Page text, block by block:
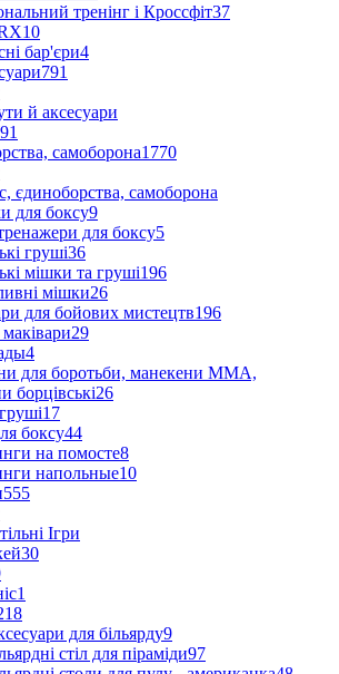
тренінг і Кроссфіт37
10
бар'єри4
791
й аксесуари
самоборона1770
єдиноборства, самоборона
для боксу9
для боксу5
груші36
мішки та груші196
мішки26
для бойових мистецтв196
29
4
для боротьби, манекени ММА,
борцівські26
17
боксу44
на помосте8
напольные10
555
Ігри
30
1
для більярду9
стіл для піраміди97